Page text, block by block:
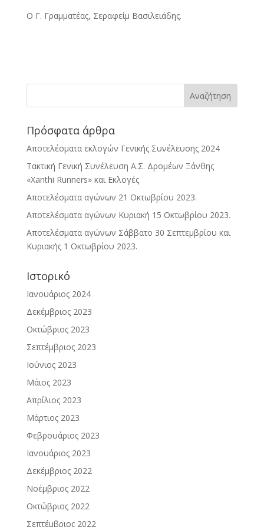
Ο Γ. Γραμματέας, Σεραφείμ Βασιλειάδης.
Πρόσφατα άρθρα
Αποτελέσματα εκλογών Γενικής Συνέλευσης 2024
Τακτική Γενική Συνέλευση Α.Σ. Δρομέων Ξάνθης
«Xanthi Runners» και Εκλογές
Αποτελέσματα αγώνων 21 Οκτωβρίου 2023.
Αποτελέσματα αγώνων Κυριακή 15 Οκτωβρίου 2023.
Αποτελέσματα αγώνων Σάββατο 30 Σεπτεμβρίου και
Κυριακής 1 Οκτωβρίου 2023.
Ιστορικό
Ιανουάριος 2024
Δεκέμβριος 2023
Οκτώβριος 2023
Σεπτέμβριος 2023
Ιούνιος 2023
Μάιος 2023
Απρίλιος 2023
Μάρτιος 2023
Φεβρουάριος 2023
Ιανουάριος 2023
Δεκέμβριος 2022
Νοέμβριος 2022
Οκτώβριος 2022
Σεπτέμβριος 2022